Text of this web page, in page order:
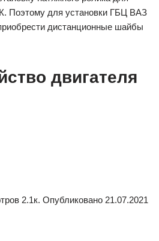
Поэтому для установки ГБЦ ВАЗ
дистанционные шайбы
двигателя
2.1к. Опубликовано 21.07.2021